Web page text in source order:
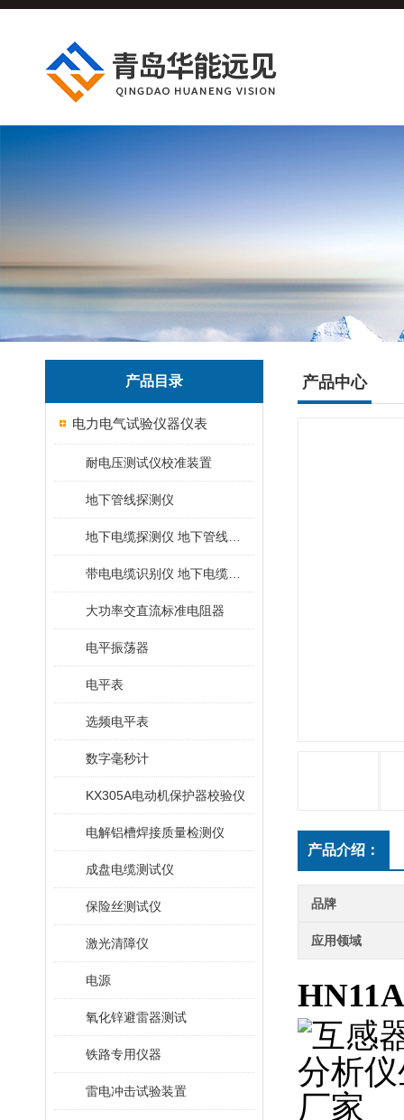
产品目录
电力电气试验仪器仪表
耐电压测试仪校准装置
地下管线探测仪
大功率交直流标准电阻器
电平振荡器
电平表
选频电平表
数字毫秒计
KX305A电动机保护器校验仪
电解铝槽焊接质量检测仪
成盘电缆测试仪
保险丝测试仪
激光清障仪
电源
氧化锌避雷器测试
铁路专用仪器
雷电冲击试验装置
产品中心
产品介绍：
品牌
应用领域